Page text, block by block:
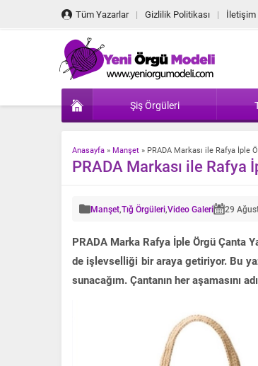
Tüm Yazarlar Gizlilik Politikası İletişim
Şiş Örgüleri
Anasayfa » Manşet » PRADA Markası ile Rafya İple
PRADA Markası ile Rafya
Manşet,Tığ Örgüleri,Video Galeri 29
PRADA Marka Rafya İple Örgü Çanta
de işlevselliği bir araya getiriyor. Bu
sunacağım. Çantanın her aşamasını